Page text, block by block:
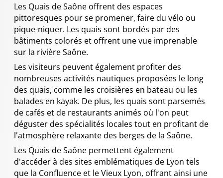
Les Quais de Saône offrent des espaces
pittoresques pour se promener, faire du vélo ou
pique-niquer. Les quais sont bordés par des
bâtiments colorés et offrent une vue imprenable
sur la rivière Saône.
Les visiteurs peuvent également profiter des
nombreuses activités nautiques proposées le long
des quais, comme les croisières en bateau ou les
balades en kayak. De plus, les quais sont parsemés
de cafés et de restaurants animés où l'on peut
déguster des spécialités locales tout en profitant de
l'atmosphère relaxante des berges de la Saône.
Les Quais de Saône permettent également
d'accéder à des sites emblématiques de Lyon tels
que la Confluence et le Vieux Lyon, offrant ainsi une